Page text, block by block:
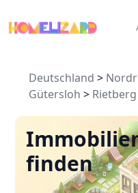
Deutschland >
Gütersloh > Rietberg
finden